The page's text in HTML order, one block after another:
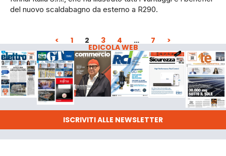
del nuovo scaldabagno da esterno a R290.
< 1 2 3 4 … 7 >
EDICOLA WEB
ISCRIVITI ALLE NEWSLETTER